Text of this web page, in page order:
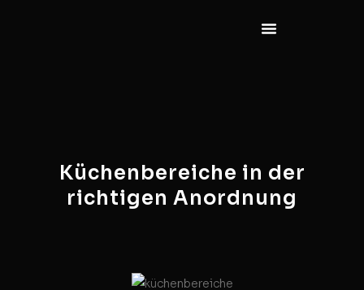
Küchenbereiche in der
richtigen Anordnung